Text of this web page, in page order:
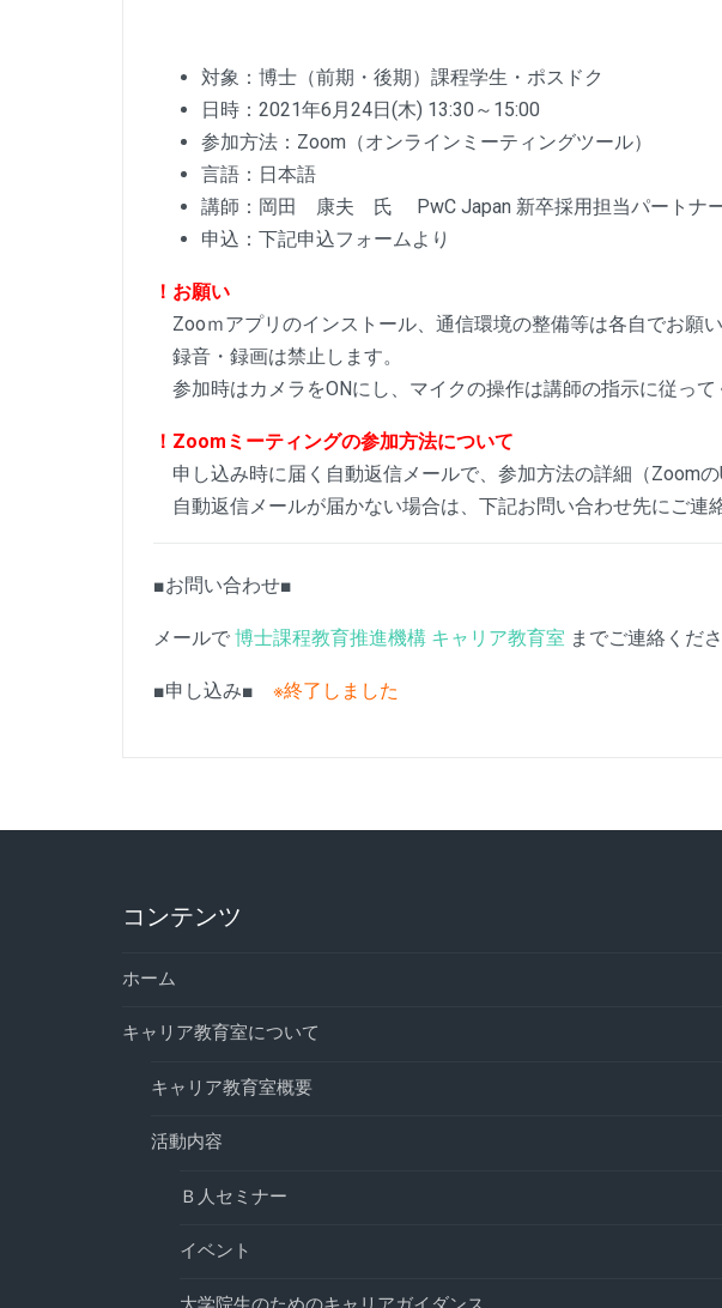
対象：博士（前期・後期）課程学生・ポスドク
日時：2021年6月24日(木) 13:30～15:00
参加方法：Zoom（オンラインミーティングツール）
言語：日本語
講師：岡田 康夫 氏 PwC Japan 新卒採用担当パートナ
申込：下記申込フォームより
！お願い
Zooｍアプリのインストール、通信環境の整備等は各自でお願い
録音・録画は禁止します。
参加時はカメラをONにし、マイクの操作は講師の指示に従って
！Zoomミーティングの参加方法について
申し込み時に届く自動返信メールで、参加方法の詳細（Zoomの
自動返信メールが届かない場合は、下記お問い合わせ先にご連
■お問い合わせ■
メールで 博士課程教育推進機構 キャリア教育室 までご連絡くだ
■申し込み■ ※終了しました
コンテンツ
ホーム
キャリア教育室について
キャリア教育室概要
活動内容
Ｂ人セミナー
イベント